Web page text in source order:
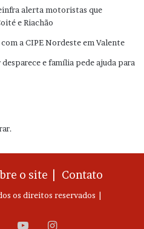
alerta motoristas que
e Riachão
a CIPE Nordeste em Valente
e família pede ajuda para
o site | Contato
os direitos reservados |
YouTubeInstagram